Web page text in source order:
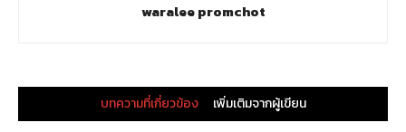
waralee promchot
บทความที่เกี่ยวข้อง เพิ่มเติมจากผู้เขียน